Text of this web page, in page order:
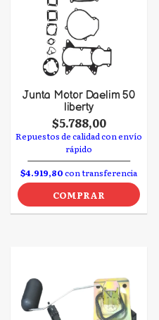
Junta Motor Daelim 50
liberty
$5.788,00
Repuestos de calidad con envío
rápido
$4.919,80con transferencia
COMPRAR